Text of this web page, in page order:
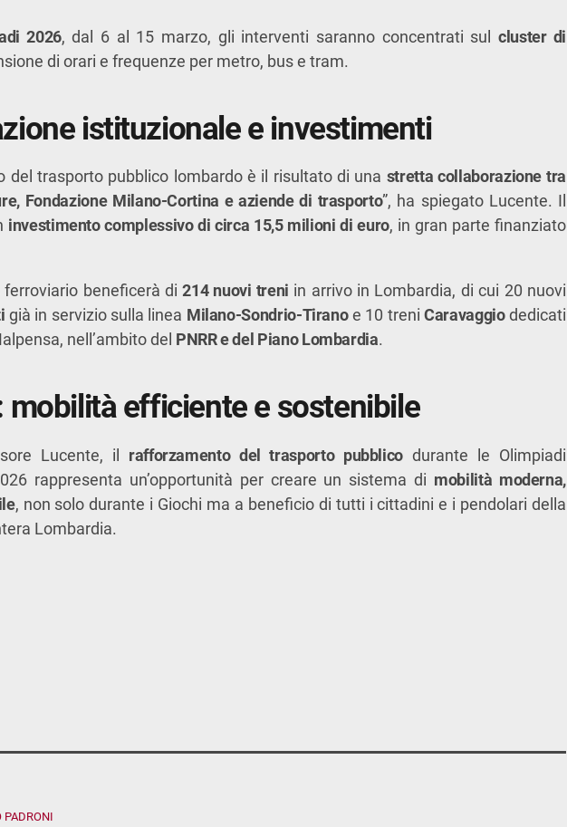
2026, dal 6 al 15 marzo, gli interventi saranno concentrati sul cluster di
di orari e frequenze per metro, bus e tram.
istituzionale e investimenti
del trasporto pubblico lombardo è il risultato di una stretta collaborazione tra
Fondazione Milano-Cortina e aziende di trasporto”, ha spiegato Lucente. Il
investimento complessivo di circa 15,5 milioni di euro, in gran parte finanziato
ferroviario beneficerà di214 nuovi treni in arrivo in Lombardia, di cui 20 nuovi
già in servizio sulla linea Milano-Sondrio-Tiranoe 10 treniCaravaggiodedicati
nell’ambito del PNRR e del Piano Lombardia.
mobilità efficiente e sostenibile
Lucente, il rafforzamento del trasporto pubblico durante le Olimpiadi
rappresenta un’opportunità per creare un sistema di mobilità moderna,
, non solo durante i Giochi ma a beneficio di tutti i cittadini e i pendolari della
Lombardia.
PADRONI